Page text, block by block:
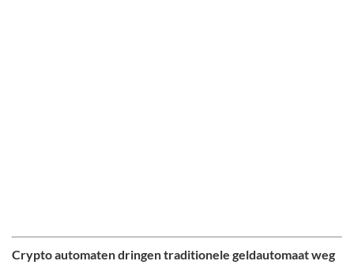
Crypto automaten dringen traditionele geldautomaat weg